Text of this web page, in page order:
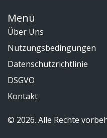
Menü
Über Uns
Nutzungsbedingungen
Datenschutzrichtlinie
DSGVO
Kontakt
© 2026. Alle Rechte